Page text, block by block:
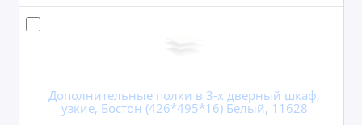
Дополнительные полки в 3-х дверный шкаф,
узкие, Бостон (426*495*16) Белый, 11628